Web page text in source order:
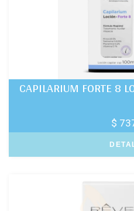
CAPILARIUM FORTE 8
$